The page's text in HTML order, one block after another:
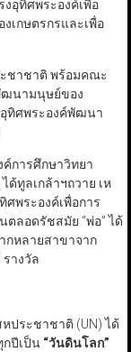
งอุทิศพระองค์เพื่อ
เกษตรกรและเพื่อ
ชาชาติ พร้อมคณะ
ฒนามนุษย์ของ
ทิศพระองค์พัฒนา
การศึกษาวิทยา
ทูลเกล้าฯถวาย เห
ศพระองค์เพื่อการ
ลอดรัชสมัย “พ่อ” ได้
กหลายสาขาจาก
างวัล
หประชาชาติ (UN) ได้
กปีเป็น “วันดินโลก”